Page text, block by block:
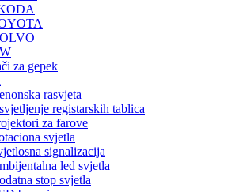
za gepek
rasvjeta
registarskih tablica
za farove
svjetla
signalizacija
led svjetla
stop svjetla